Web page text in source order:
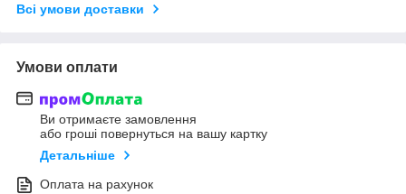
Всі умови доставки
Умови оплати
Ви отримаєте замовлення
або гроші повернуться на вашу картку
Детальніше
Оплата на рахунок